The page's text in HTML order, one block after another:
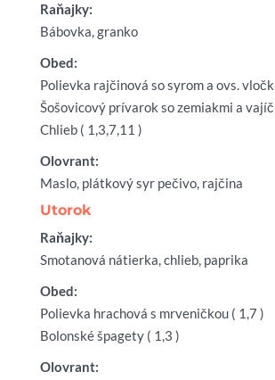
Raňajky:
Bábovka, granko
Obed:
Polievka rajčinová so syrom a ovs.
Šošovicový prívarok so zemiakmi a
Chlieb ( 1,3,7,11 )
Olovrant:
Maslo, plátkový syr pečivo, rajčina
Utorok
Raňajky:
Smotanová nátierka, chlieb, paprika
Obed:
Polievka hrachová s mrveničkou ( 1,7 )
Bolonské špagety ( 1,3 )
Olovrant: